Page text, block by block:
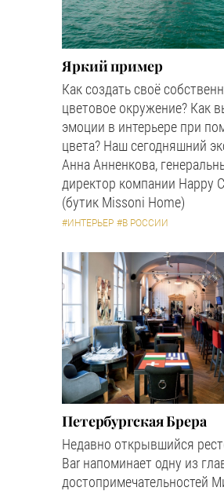
Яркий пример
Как создать своё
цветовое окружение? Как
эмоции в интерьере при
цвета? Наш сегодняшний
Анна Анненкова,
директор компании Happy
(бутик Missoni Home)
#ИНТЕРЬЕР #В РОССИИ
Петербургская Брера
Недавно открывшийся
Bar напоминает одну из
достопримечательностей